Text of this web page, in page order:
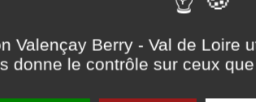
collective Sentier de randonnée
Valençay Berry - Val de Loire
donne le contrôle sur ceux